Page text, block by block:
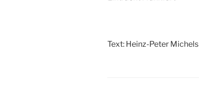
Text: Heinz-Peter Michels